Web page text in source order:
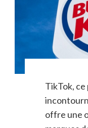
TikTok,
offre une